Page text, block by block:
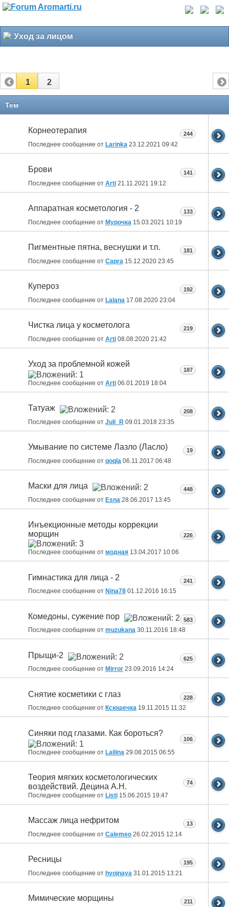
Уход за лицом
1 2
Тем
Корнеотерапия
Последнее сообщение от Larinka 23.12.2021 09:42
244
Брови
Последнее сообщение от Arti 21.11.2021 19:12
141
Аппаратная косметология - 2
Последнее сообщение от Мурочка 15.03.2021 10:19
133
Пигментные пятна, веснушки и т.п.
Последнее сообщение от Capra 15.12.2020 23:45
181
Купероз
Последнее сообщение от Lalana 17.08.2020 23:04
192
Чистка лица у косметолога
Последнее сообщение от Arti 08.08.2020 21:42
219
Уход за проблемной кожей
Последнее сообщение от Arti 06.01.2019 18:04
187
Татуаж
Последнее сообщение от Juli_R 09.01.2018 23:35
208
Умывание по системе Лазло (Ласло)
Последнее сообщение от qoqla 06.11.2017 06:48
19
Маски для лица
Последнее сообщение от Esna 28.06.2017 13:45
448
Инъекционные методы коррекции
морщин
Последнее сообщение от модная 13.04.2017 10:06
226
Гимнастика для лица - 2
Последнее сообщение от Nina78 01.12.2016 16:15
241
Комедоны, сужение пор
Последнее сообщение от muzukana 30.11.2016 18:48
583
Прыщи-2
Последнее сообщение от Mirror 23.09.2016 14:24
625
Снятие косметики с глаз
Последнее сообщение от Ксюшечка 19.11.2015 11:32
228
Синяки под глазами. Как бороться?
Последнее сообщение от Lailina 29.08.2015 06:55
106
Теория мягких косметологических
воздействий. Децина А.Н.
Последнее сообщение от Listi 15.06.2015 19:47
74
Массаж лица нефритом
Последнее сообщение от Calemeo 26.02.2015 12:14
13
Ресницы
Последнее сообщение от hvojnaya 31.01.2015 13:21
195
Мимические морщины 211